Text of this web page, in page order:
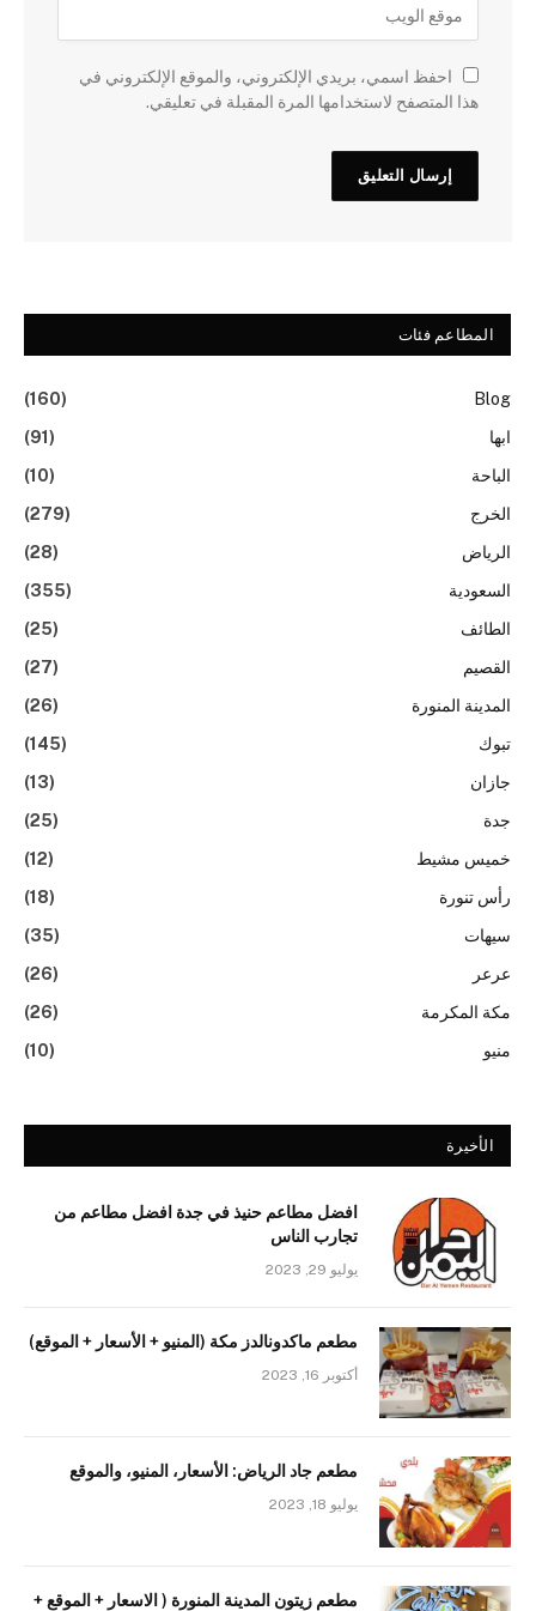
احفظ اسمي، بريدي الإلكتروني، والموقع الإلكتروني في
هذا المتصفح لاستخدامها المرة المقبلة في تعليقي.
المطاعم فئات
Blog
(160)
ابها
(91)
الباحة
(10)
الخرج
(279)
الرياض
(28)
السعودية
(355)
الطائف
(25)
القصيم
(27)
المدينة المنورة
(26)
تبوك
(145)
جازان
(13)
جدة
(25)
خميس مشيط
(12)
رأس تنورة
(18)
سيهات
(35)
عرعر
(26)
مكة المكرمة
(26)
منيو
(10)
الأخيرة
افضل مطاعم حنيذ في جدة افضل مطاعم من
تجارب الناس
يوليو 29, 2023
مطعم ماكدونالدز مكة (المنيو + الأسعار + الموقع)
أكتوبر 16, 2023
مطعم جاد الرياض: الأسعار، المنيو، والموقع
يوليو 18, 2023
مطعم زيتون المدينة المنورة ( الاسعار + الموقع +